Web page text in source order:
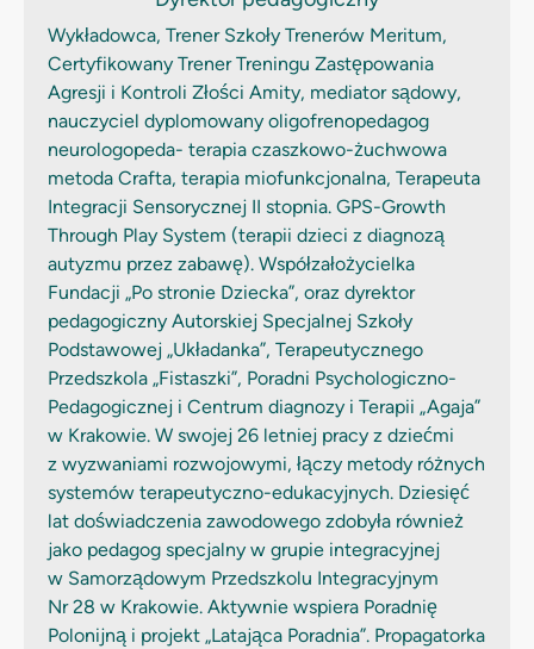
Wykładowca, Trener Szkoły Trenerów Meritum,
Certyfikowany Trener Treningu Zastępowania
Agresji i Kontroli Złości Amity, mediator sądowy,
nauczyciel dyplomowany oligofrenopedagog
neurologopeda- terapia czaszkowo-żuchwowa
metoda Crafta, terapia miofunkcjonalna, Terapeuta
Integracji Sensorycznej II stopnia. GPS-Growth
Through Play System (terapii dzieci z diagnozą
autyzmu przez zabawę). Współzałożycielka
Fundacji „Po stronie Dziecka”, oraz dyrektor
pedagogiczny Autorskiej Specjalnej Szkoły
Podstawowej „Układanka”, Terapeutycznego
Przedszkola „Fistaszki”, Poradni Psychologiczno-
Pedagogicznej i Centrum diagnozy i Terapii „Agaja”
w Krakowie. W swojej 26 letniej pracy z dziećmi
z wyzwaniami rozwojowymi, łączy metody różnych
systemów terapeutyczno-edukacyjnych. Dziesięć
lat doświadczenia zawodowego zdobyła również
jako pedagog specjalny w grupie integracyjnej
w Samorządowym Przedszkolu Integracyjnym
Nr 28 w Krakowie. Aktywnie wspiera Poradnię
Polonijną i projekt „Latająca Poradnia”. Propagatorka